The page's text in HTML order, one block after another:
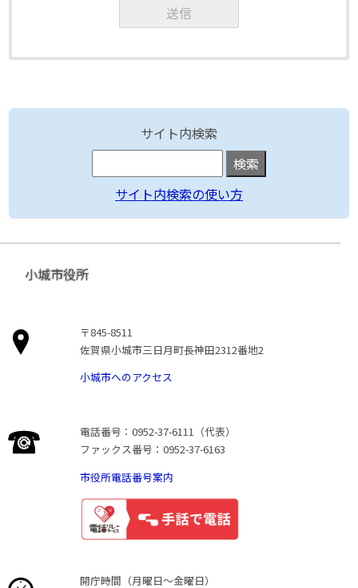
サイト内検索
サイト内検索の使い方
小城市役所
〒845-8511
佐賀県小城市三日月町長神田2312番地2
小城市へのアクセス
電話番号：0952-37-6111（代表）
ファックス番号：0952-37-6163
市役所電話番号案内
開庁時間（月曜日〜金曜日）